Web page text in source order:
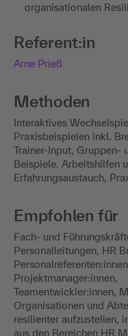
organisationalen
Referent:in
Arne Prieß
Methoden
Interaktives
Praxisbeispielen inkl.
Trainer-Input, Gruppen-
Beispiele. Arbeitshilfen
Erfahrungsaustauch,
Empfohlen für
Fach- und
Personalleitungen, HR
Projektmanager:innen,
Teamentwickler:innen,
Organisationen und
resilienter aufzustellen,
aus den Bereichen HR